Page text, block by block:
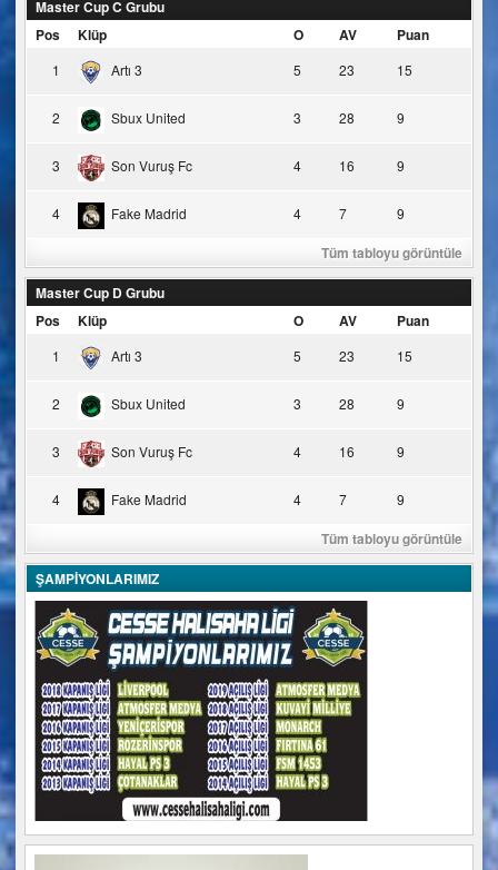
Master Cup C Grubu
Pos
Klüp O AV Puan
1 Artı 3 5 23 15
2 Sbux United 3 28 9
3 Son Vuruş Fc 4 16 9
4 Fake Madrid 4 7 9
Tüm tabloyu görüntüle
Master Cup D Grubu
Pos
Klüp O AV Puan
1 Artı 3 5 23 15
2 Sbux United 3 28 9
3 Son Vuruş Fc 4 16 9
4 Fake Madrid 4 7 9
Tüm tabloyu görüntüle
ŞAMPİYONLARIMIZ